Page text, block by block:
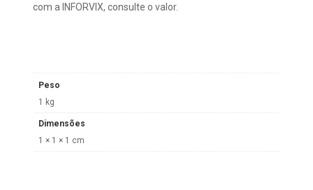
com a INFORVIX, consulte o valor.
Peso
1 kg
Dimensões
1 × 1 × 1 cm